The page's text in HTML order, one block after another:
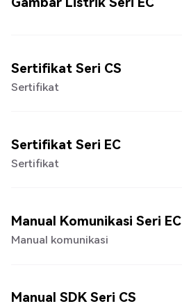
Sertifikat Seri CS
Sertifikat
Sertifikat Seri EC
Sertifikat
Manual Komunikasi Seri EC
Manual komunikasi
Manual SDK Seri CS